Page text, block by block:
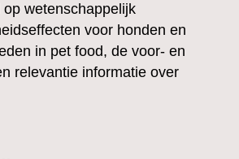
wetenschappelijk
voor honden en
in pet food, de voor- en
relevantie informatie over